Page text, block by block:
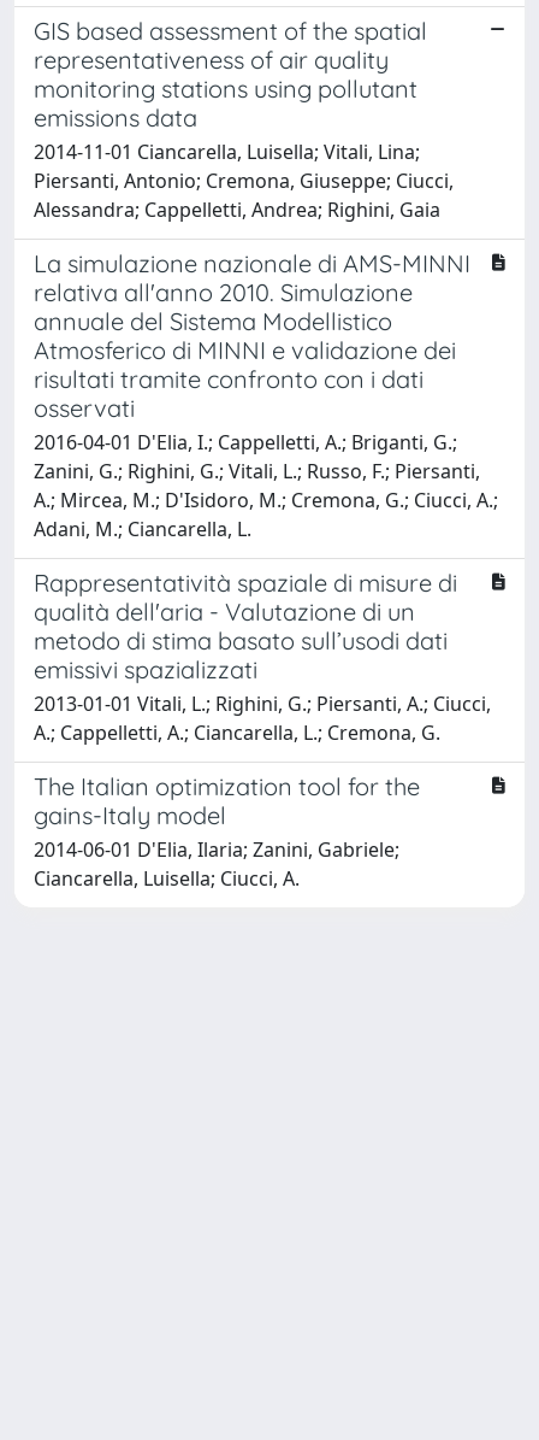
GIS based assessment of the spatial
representativeness of air quality
monitoring stations using pollutant
emissions data
2014-11-01 Ciancarella, Luisella; Vitali, Lina;
Piersanti, Antonio; Cremona, Giuseppe; Ciucci,
Alessandra; Cappelletti, Andrea; Righini, Gaia
La simulazione nazionale di AMS-MINNI
relativa all'anno 2010. Simulazione
annuale del Sistema Modellistico
Atmosferico di MINNI e validazione dei
risultati tramite confronto con i dati
osservati
2016-04-01 D'Elia, I.; Cappelletti, A.; Briganti, G.;
Zanini, G.; Righini, G.; Vitali, L.; Russo, F.; Piersanti,
A.; Mircea, M.; D'Isidoro, M.; Cremona, G.; Ciucci, A.;
Adani, M.; Ciancarella, L.
Rappresentatività spaziale di misure di
qualità dell'aria - Valutazione di un
metodo di stima basato sull’usodi dati
emissivi spazializzati
2013-01-01 Vitali, L.; Righini, G.; Piersanti, A.; Ciucci,
A.; Cappelletti, A.; Ciancarella, L.; Cremona, G.
The Italian optimization tool for the
gains-Italy model
2014-06-01 D'Elia, Ilaria; Zanini, Gabriele;
Ciancarella, Luisella; Ciucci, A.